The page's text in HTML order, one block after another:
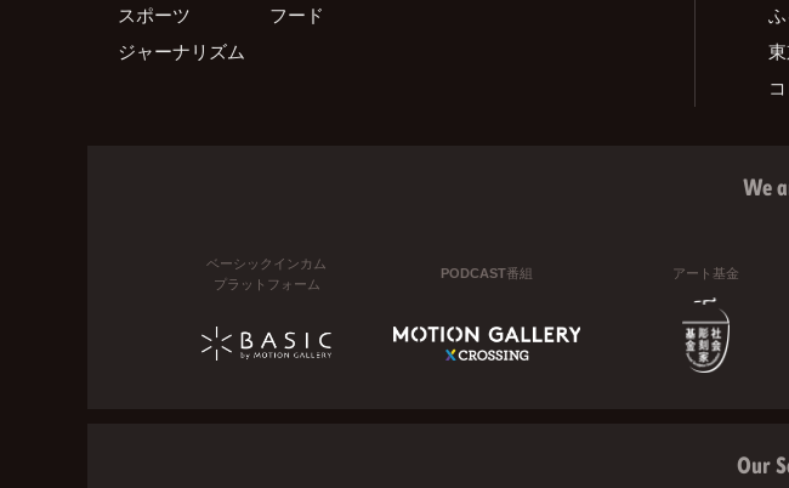
スポーツ
フード
ジャーナリズム
We
ベーシックインカム
プラットフォーム
PODCAST番組 アート基金
Our